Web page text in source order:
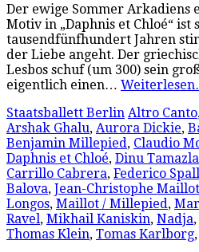
Der ewige Sommer Arkadiens
Motiv in „Daphnis et Chloé“ ist
tausendfünfhundert Jahren
der Liebe angeht. Der
Lesbos schuf (um 300) sein
eigentlich einen…
Staatsballett Berlin Altro Canto,
Arshak Ghalu, Aurora Dickie,
Benjamin Millepied, Claudio
Daphnis et Chloé, Dinu
Carrillo Cabrera, Federico
Balova, Jean-Christophe Maillot
Longos, Maillot / Millepied,
Ravel, Mikhail Kaniskin, Nadja,
Thomas Klein, Tomas Karlborg,